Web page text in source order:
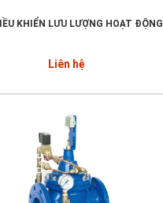
KHIỂN LƯU LƯỢNG HOẠT ĐỘNG
Liên hệ